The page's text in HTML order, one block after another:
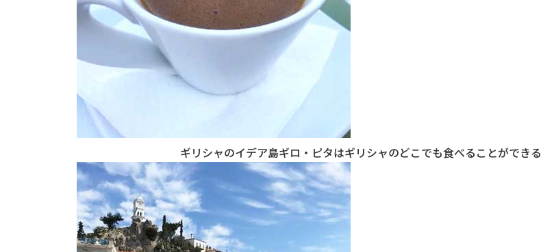
ギリシャのイデア島ギロ・ピタはギリシャのどこでも食べることができる